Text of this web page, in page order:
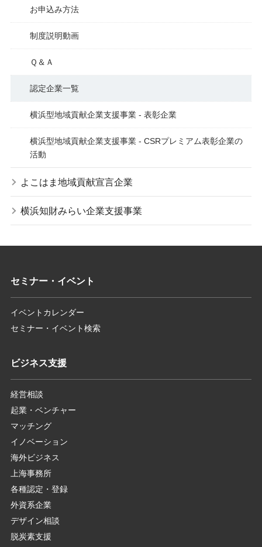
お申込み方法
制度説明動画
Ｑ＆Ａ
認定企業一覧
横浜型地域貢献企業支援事業 - 表彰企業
横浜型地域貢献企業支援事業 - CSRプレミアム表彰企業の
活動
よこはま地域貢献宣言企業
横浜知財みらい企業支援事業
セミナー・イベント
イベントカレンダー
セミナー・イベント検索
ビジネス支援
経営相談
起業・ベンチャー
マッチング
イノベーション
海外ビジネス
上海事務所
各種認定・登録
外資系企業
デザイン相談
脱炭素支援